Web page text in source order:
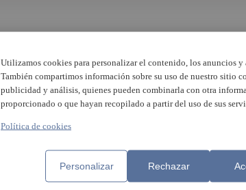
Utilizamos cookies para personalizar el contenido, los anuncios y
También compartimos información sobre su uso de nuestro sitio
publicidad y análisis, quienes pueden combinarla con otra
proporcionado o que hayan recopilado a partir del uso de sus
Política de cookies
Personalizar Rechazar